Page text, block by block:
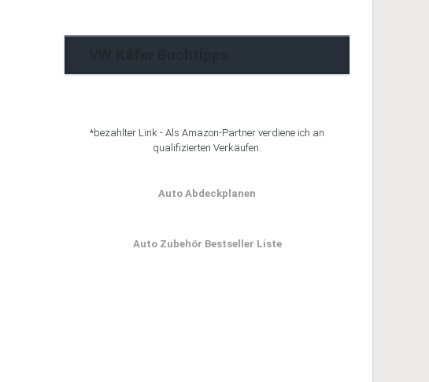
*bezahlter Link - Als Amazon-Partner verdiene ich an
qualifizierten Verkäufen.
Auto Abdeckplanen
Auto Zubehör Bestseller Liste